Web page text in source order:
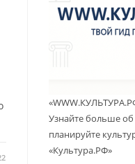
Узнайте больше об
планируйте
«Культура.РФ»